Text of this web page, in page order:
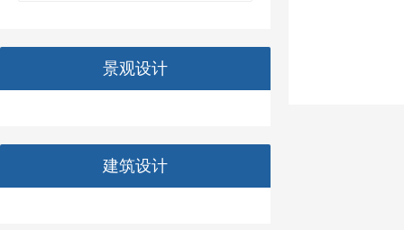
景观设计
建筑设计